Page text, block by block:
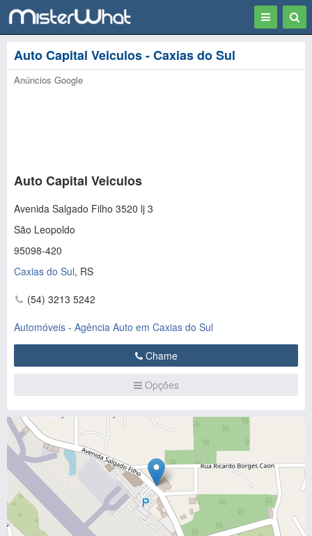
Toggle
Auto Capital Veiculos - Caxias do Sul
Anúncios Google
Auto Capital Veiculos
Avenida Salgado Filho 3520 lj 3
São Leopoldo
95098-420
Caxias do Sul, RS
(54) 3213 5242
Automóveis - Agência Auto em Caxias do Sul
Chame
Opções